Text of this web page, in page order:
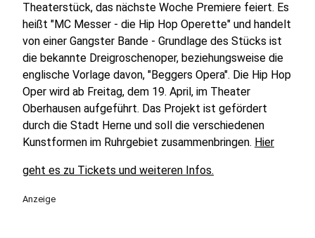
Theaterstück, das nächste Woche Premiere feiert. Es
heißt "MC Messer - die Hip Hop Operette" und handelt
von einer Gangster Bande - Grundlage des Stücks ist
die bekannte Dreigroschenoper, beziehungsweise die
englische Vorlage davon, "Beggers Opera". Die Hip Hop
Oper wird ab Freitag, dem 19. April, im Theater
Oberhausen aufgeführt. Das Projekt ist gefördert
durch die Stadt Herne und soll die verschiedenen
Kunstformen im Ruhrgebiet zusammenbringen. Hier
geht es zu Tickets und weiteren Infos.
Anzeige